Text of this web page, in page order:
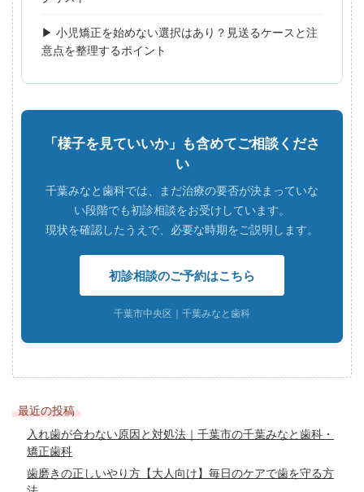
▶ 小児矯正を始めない選択はあり？見送るケースと注
意点を整理するポイント
「様子を見ていいか」も含めてご相談くださ
い
千葉みなと歯科では、まだ治療の要否が決まっていな
い段階でも初診相談をお受けしています。
現状を確認したうえで、必要な時期をご説明します。
初診相談のご予約はこちら
千葉市中央区｜千葉みなと歯科
最近の投稿
入れ歯が合わない原因と対処法｜千葉市の千葉みなと歯科・
矯正歯科
歯磨きの正しいやり方【大人向け】毎日のケアで歯を守る方